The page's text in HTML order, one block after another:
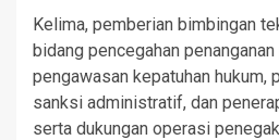
Kelima, pemberian bimbingan
bidang pencegahan penanganan
pengawasan kepatuhan hukum,
sanksi administratif, dan
serta dukungan operasi